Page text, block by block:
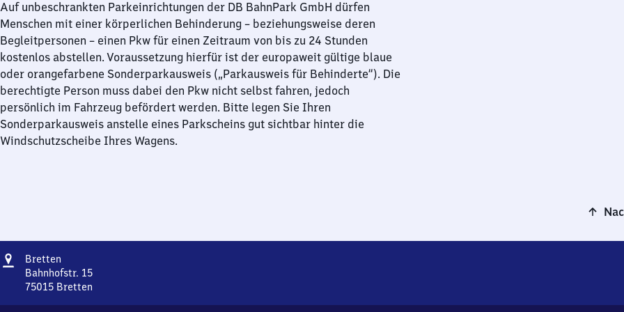
Auf unbeschrankten Parkeinrichtungen der DB BahnPark GmbH dürfen
Menschen mit einer körperlichen Behinderung – beziehungsweise deren
Begleitpersonen – einen Pkw für einen Zeitraum von bis zu 24 Stunden
kostenlos abstellen. Voraussetzung hierfür ist der europaweit gültige blaue
oder orangefarbene Sonderparkausweis („Parkausweis für Behinderte“). Die
berechtigte Person muss dabei den Pkw nicht selbst fahren, jedoch
persönlich im Fahrzeug befördert werden. Bitte legen Sie Ihren
Sonderparkausweis anstelle eines Parkscheins gut sichtbar hinter die
Windschutzscheibe Ihres Wagens.
Adresse
Bretten
Bahnhofstr. 15
75015 Bretten